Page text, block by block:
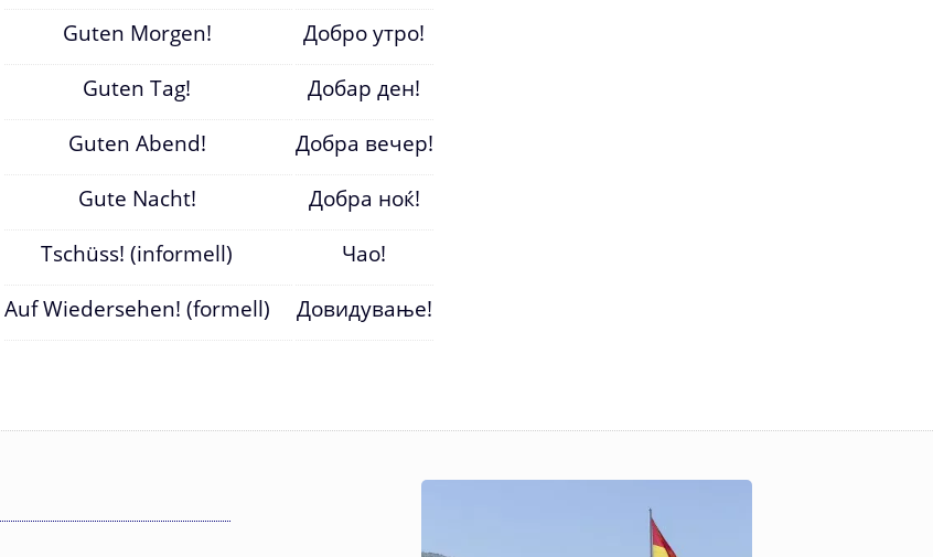
Guten Morgen!
Добро утро!
Guten Tag!
Добар ден!
Guten Abend!
Добра вечер!
Gute Nacht!
Добра ноќ!
Tschüss! (informell)
Чао!
Auf Wiedersehen! (formell)
Довидување!